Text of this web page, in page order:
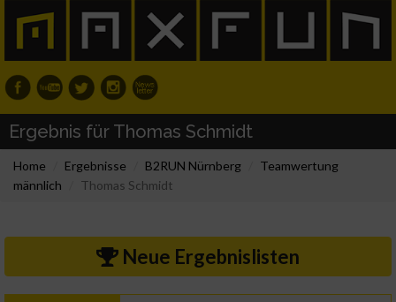
Ergebnis für Thomas Schmidt
Home Ergebnisse B2RUN Nürnberg
Teamwertung
männlich
Thomas Schmidt
Neue Ergebnislisten